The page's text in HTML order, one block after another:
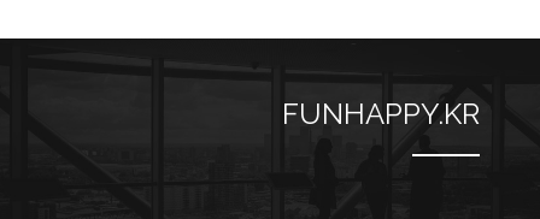
FUNHAPPY.KR